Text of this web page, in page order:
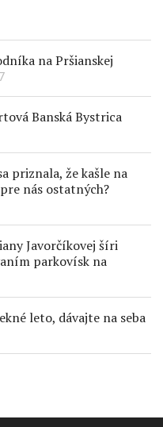
na Pršianskej
Banská Bystrica
priznala, že kašle na
nás ostatných?
Javorčíkovej šíri
parkovísk na
leto, dávajte na seba